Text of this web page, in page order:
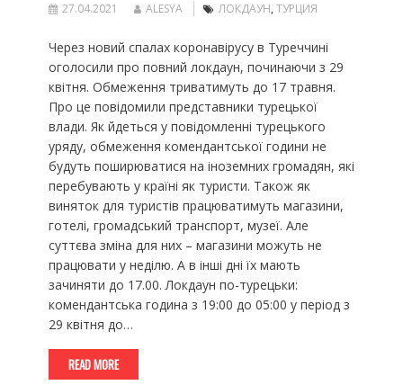
27.04.2021 ALESYA ЛОКДАУН, ТУРЦИЯ
Через новий спалах коронавірусу в Туреччині
оголосили про повний локдаун, починаючи з 29
квітня. Обмеження триватимуть до 17 травня.
Про це повідомили представники турецької
влади. Як йдеться у повідомленні турецького
уряду, обмеження комендантської години не
будуть поширюватися на іноземних громадян, які
перебувають у країні як туристи. Також як
виняток для туристів працюватимуть магазини,
готелі, громадський транспорт, музеї. Але
суттєва зміна для них – магазини можуть не
працювати у неділю. А в інші дні їх мають
зачиняти до 17.00. Локдаун по-турецьки:
комендантська година з 19:00 до 05:00 у період з
29 квітня до…
READ MORE